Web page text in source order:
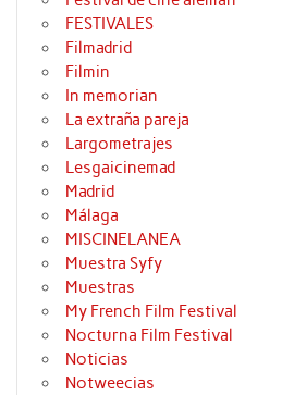
FESTIVALES
Filmadrid
Filmin
In memorian
La extraña pareja
Largometrajes
Lesgaicinemad
Madrid
Málaga
MISCINELANEA
Muestra Syfy
Muestras
My French Film Festival
Nocturna Film Festival
Noticias
Notweecias